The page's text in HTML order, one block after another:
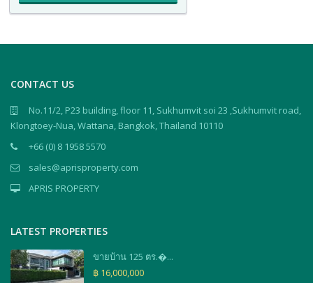
CONTACT US
No.11/2, P23 building, floor 11, Sukhumvit soi 23 ,Sukhumvit road,
Klongtoey-Nua, Wattana, Bangkok, Thailand 10110
+66 (0) 8 1958 5570
sales@aprisproperty.com
APRIS PROPERTY
LATEST PROPERTIES
ขายบ้าน 125 ตร.�...
฿ 16,000,000